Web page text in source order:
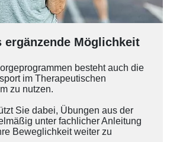
ergänzende Möglichkeit
besteht auch die
im Therapeutischen
zu nutzen.
Sie dabei, Übungen aus der
unter fachlicher Anleitung
Beweglichkeit weiter zu